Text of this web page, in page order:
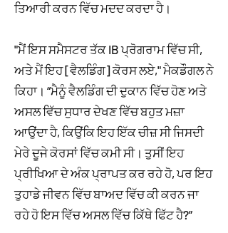
ਤਿਆਰੀ ਕਰਨ ਵਿੱਚ ਮਦਦ ਕਰਦਾ ਹੈ।
"ਮੈਂ ਇਸ ਸਮੈਸਟਰ ਤੱਕ IB ਪ੍ਰੋਗਰਾਮ ਵਿੱਚ ਸੀ,
ਅਤੇ ਮੈਂ ਇਹ [ਵੈਲਡਿੰਗ] ਕੋਰਸ ਲਏ," ਮੈਕਡੌਗਲ ਨੇ
ਕਿਹਾ। “ਮੈਨੂੰ ਵੈਲਡਿੰਗ ਦੀ ਦੁਕਾਨ ਵਿੱਚ ਹੋਣ ਅਤੇ
ਅਸਲ ਵਿੱਚ ਸੁਧਾਰ ਦੇਖਣ ਵਿੱਚ ਬਹੁਤ ਮਜ਼ਾ
ਆਉਂਦਾ ਹੈ, ਕਿਉਂਕਿ ਇਹ ਇੱਕ ਚੀਜ਼ ਸੀ ਜਿਸਦੀ
ਮੇਰੇ ਦੂਜੇ ਕੋਰਸਾਂ ਵਿੱਚ ਕਮੀ ਸੀ। ਤੁਸੀਂ ਇਹ
ਪ੍ਰੀਖਿਆ ਦੇ ਅੰਕ ਪ੍ਰਾਪਤ ਕਰ ਰਹੇ ਹੋ, ਪਰ ਇਹ
ਤੁਹਾਡੇ ਜੀਵਨ ਵਿੱਚ ਬਾਅਦ ਵਿੱਚ ਕੀ ਕਰਨ ਜਾ
ਰਹੇ ਹੋ ਇਸ ਵਿੱਚ ਅਸਲ ਵਿੱਚ ਕਿੱਥੇ ਫਿੱਟ ਹੈ?”